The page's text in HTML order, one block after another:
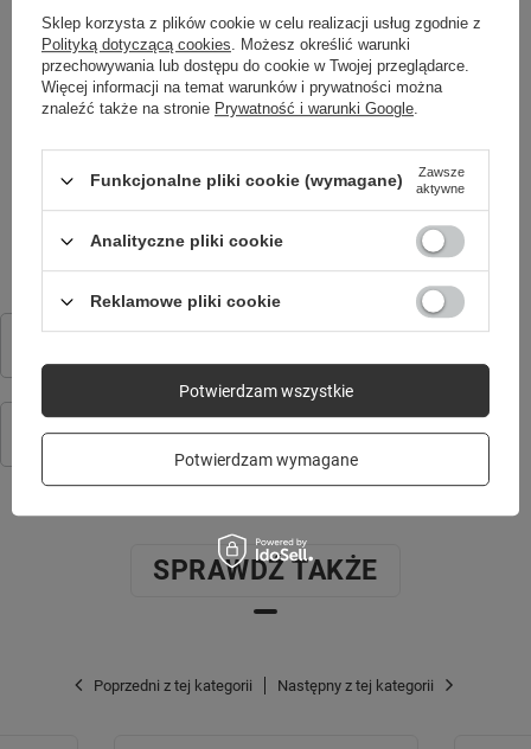
Wysokość 98,00 mm
SKU RTV0100001
Żywotność 15 000,00 godz.
MOŻE CIĘ ZAINTERESOWAĆ
Forever Smartwatch GPS WiFi 4G Kids Look Me! 3 KW-520 czarny
44,90 zł
SPRAWDŹ TAKŻE
Poprzedni z tej kategorii Następny z tej kategorii
Sklep korzysta z plików cookie w celu realizacji usług zgodnie z
Polityką dotyczącą cookies. Możesz określić warunki
przechowywania lub dostępu do cookie w Twojej przeglądarce.
Więcej informacji na temat warunków i prywatności można
znaleźć także na stronie Prywatność i warunki Google.
Funkcjonalne pliki cookie (wymagane)
Zawsze
aktywne
Analityczne pliki cookie
Reklamowe pliki cookie
Potwierdzam wymagane
Potwierdzam wszystkie